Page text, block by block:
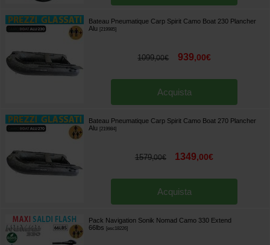
Bateau Pneumatique Carp Spirit Camo Boat 230 Plancher
Alu
219985]
1099,00€ 939,00€
Acquista
Bateau Pneumatique Carp Spirit Camo Boat 270 Plancher
Alu
219984]
1579,00€ 1349,00€
Acquista
Pack Navigation Sonik Nomad Camo 330 Extend
66lbs
[esc18226]